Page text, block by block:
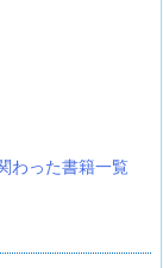
わった書籍一覧